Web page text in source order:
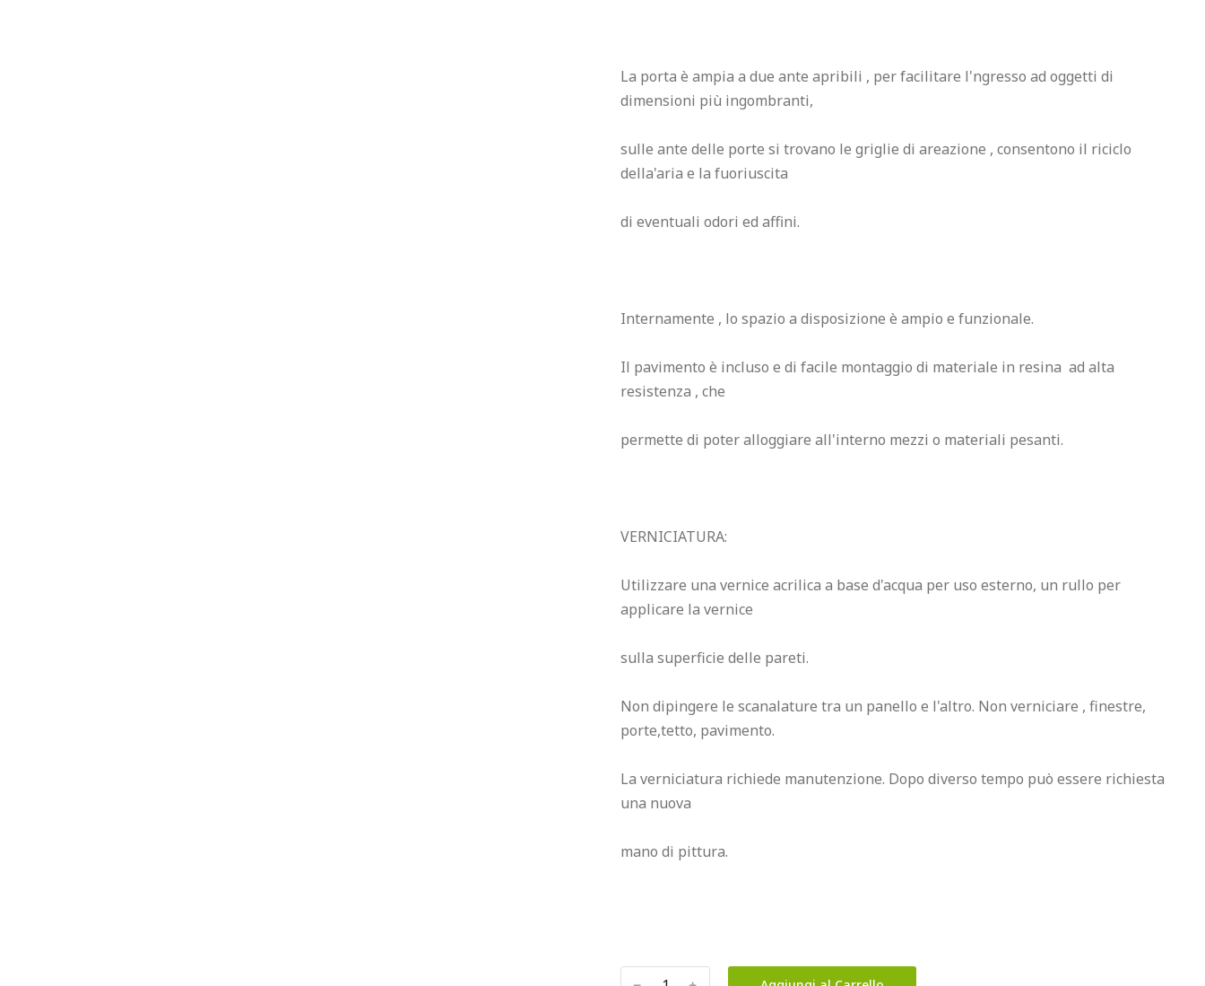
La porta è ampia a due ante apribili , per facilitare l'ngresso ad oggetti di
dimensioni più ingombranti,
sulle ante delle porte si trovano le griglie di areazione , consentono il riciclo
della'aria e la fuoriuscita
di eventuali odori ed affini.
Internamente , lo spazio a disposizione è ampio e funzionale.
Il pavimento è incluso e di facile montaggio di materiale in resina  ad alta
resistenza , che
permette di poter alloggiare all'interno mezzi o materiali pesanti.
VERNICIATURA:
Utilizzare una vernice acrilica a base d'acqua per uso esterno, un rullo per
applicare la vernice
sulla superficie delle pareti.
Non dipingere le scanalature tra un panello e l'altro. Non verniciare , finestre,
porte,tetto, pavimento.
La verniciatura richiede manutenzione. Dopo diverso tempo può essere richiesta
una nuova
mano di pittura.